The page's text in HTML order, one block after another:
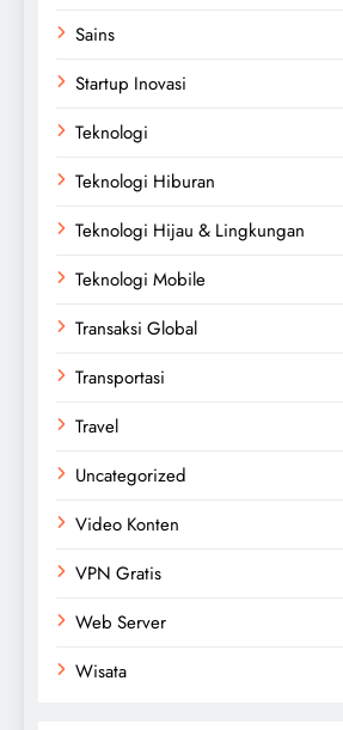
Sains
Startup Inovasi
Teknologi
Teknologi Hiburan
Teknologi Hijau & Lingkungan
Teknologi Mobile
Transaksi Global
Transportasi
Travel
Uncategorized
Video Konten
VPN Gratis
Web Server
Wisata